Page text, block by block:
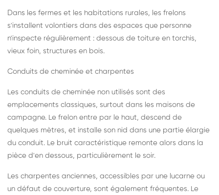
Dans les fermes et les habitations rurales, les frelons
s'installent volontiers dans des espaces que personne
n'inspecte régulièrement : dessous de toiture en torchis,
vieux foin, structures en bois.
Conduits de cheminée et charpentes
Les conduits de cheminée non utilisés sont des
emplacements classiques, surtout dans les maisons de
campagne. Le frelon entre par le haut, descend de
quelques mètres, et installe son nid dans une partie élargie
du conduit. Le bruit caractéristique remonte alors dans la
pièce d'en dessous, particulièrement le soir.
Les charpentes anciennes, accessibles par une lucarne ou
un défaut de couverture, sont également fréquentes. Le